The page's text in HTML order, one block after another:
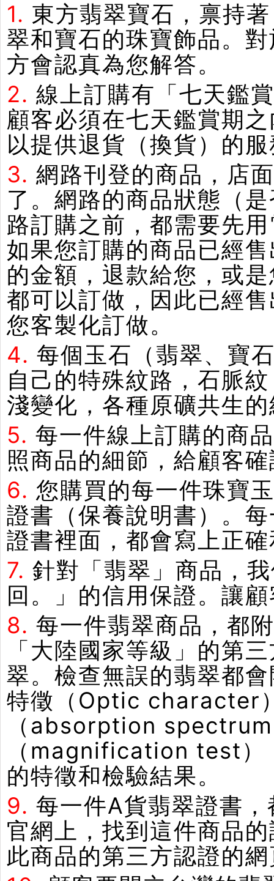
1. 東方翡翠寶石，禀持
翠和寶石的珠寶飾品。
方會認真為您解答。
2. 線上訂購有「七天鑑
顧客必須在七天鑑賞期
以提供退貨（換貨）的
3. 網路刊登的商品，店
了。網路的商品狀態（
路訂購之前，都需要先
如果您訂購的商品已經
的金額，退款給您，或
都可以訂做，因此已經
您客製化訂做。
4. 每個玉石（翡翠、寶
自己的特殊紋路，石脈
淺變化，各種原礦共生
5. 每一件線上訂購的商
照商品的細節，給顧客
6. 您購買的每一件珠寶
證書（保養說明書）。
證書裡面，都會寫上正
7. 針對「翡翠」商品，
回。」的信用保證。讓
8. 每一件翡翠商品，都
「大陸國家等級」的第
翠。檢查無誤的翡翠都
特徵（Optic character
（absorption
（magnification test）
的特徵和檢驗結果。
9. 每一件A貨翡翠證書
官網上，找到這件商品
此商品的第三方認證的